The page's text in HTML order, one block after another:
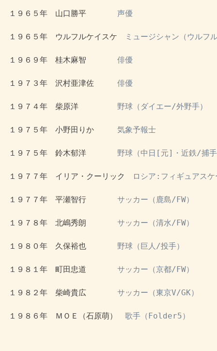
１９６５年　山口勝平 声優
１９６５年　ウルフルケイスケ ミュージシャン（ウルフ
１９６９年　桂木麻智 俳優
１９７３年　沢村亜津佐 俳優
１９７４年　柴原洋 野球（ダイエー/外野手）
１９７５年　小野田りか 気象予報士
１９７５年　鈴木郁洋 野球（中日[元]・近鉄/捕
１９７７年　イリア・クーリック ロシア:フィギュアスケ
１９７７年　平瀬智行 サッカー（鹿島/FW）
１９７８年　北嶋秀朗 サッカー（清水/FW）
１９８０年　久保裕也 野球（巨人/投手）
１９８１年　町田忠道 サッカー（京都/FW）
１９８２年　柴崎貴広 サッカー（東京V/GK）
１９８６年　ＭＯＥ（石原萌） 歌手（Folder5）